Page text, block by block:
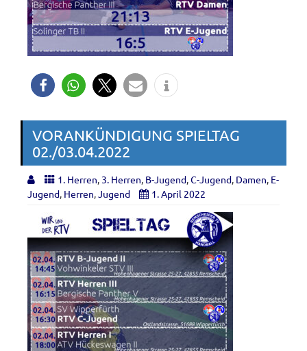
VORANKÜNDIGUNG SPIELTAG
02./03.04.2022
1. Herren, 3. Herren, B-Jugend,C-Jugend, Damen, E-
Jugend, Herren,Jugend 1. April 2022